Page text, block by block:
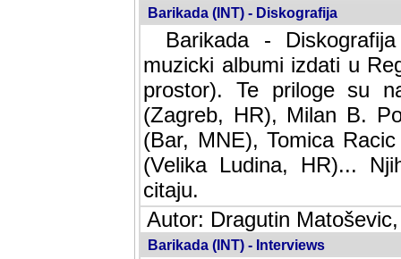
Barikada (INT) - Diskografija
Barikada -
muzicki albumi izdati u
prostor). Te priloge su
(Zagreb, HR), Milan B.
(Bar, MNE), Tomica
(Velika Ludina, HR)...
citaju.
Autor: Dragutin
Barikada (INT) - Interviews